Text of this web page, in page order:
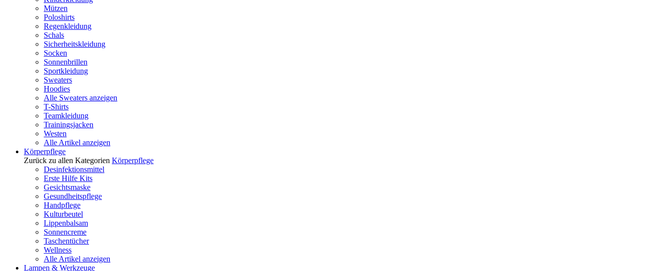
Mützen
Poloshirts
Regenkleidung
Schals
Sicherheitskleidung
Socken
Sonnenbrillen
Sportkleidung
Sweaters
Hoodies
Alle Sweaters anzeigen
T-Shirts
Teamkleidung
Trainingsjacken
Westen
Alle Artikel anzeigen
Körperpflege
Zurück zu allen Kategorien Körperpflege
Desinfektionsmittel
Erste Hilfe Kits
Gesichtsmaske
Gesundheitspflege
Handpflege
Kulturbeutel
Lippenbalsam
Sonnencreme
Taschentücher
Wellness
Alle Artikel anzeigen
Lampen & Werkzeuge